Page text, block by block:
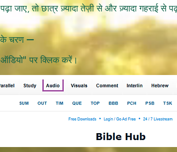
जाए, तो छात्र ज़्यादा तेज़ी से और ज़्यादा गहराई से
के चरण —
पर क्लिक करें।